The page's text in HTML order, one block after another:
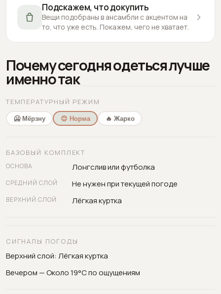
Подскажем, что докупить
Вещи подобраны в ансамбли с акцентом на
то, что уже есть. Покажем, чего не хватает.
Почему сегодня одеться лучше
именно так
ТЕМПЕРАТУРНЫЙ РЕЖИМ
🥶 Мёрзну 😊 Норма 🔥 Жарко
БАЗОВЫЙ КОМПЛЕКТ
ОСНОВА Лонгслив или футболка
СРЕДНИЙ СЛОЙ Не нужен при текущей погоде
ВЕРХНИЙ СЛОЙ Лёгкая куртка
СИГНАЛЫ ПОГОДЫ
Верхний слой: Лёгкая куртка
Вечером — Около 19°C по ощущениям